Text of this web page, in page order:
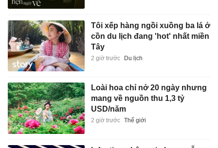
Tôi xếp hàng ngồi xuồng ba lá ở
cồn du lịch đang 'hot' nhất miền
Tây
2 giờ trước Du lịch
Loài hoa chỉ nở 20 ngày nhưng
mang về nguồn thu 1,3 tỷ
USD/năm
2 giờ trước Thế giới